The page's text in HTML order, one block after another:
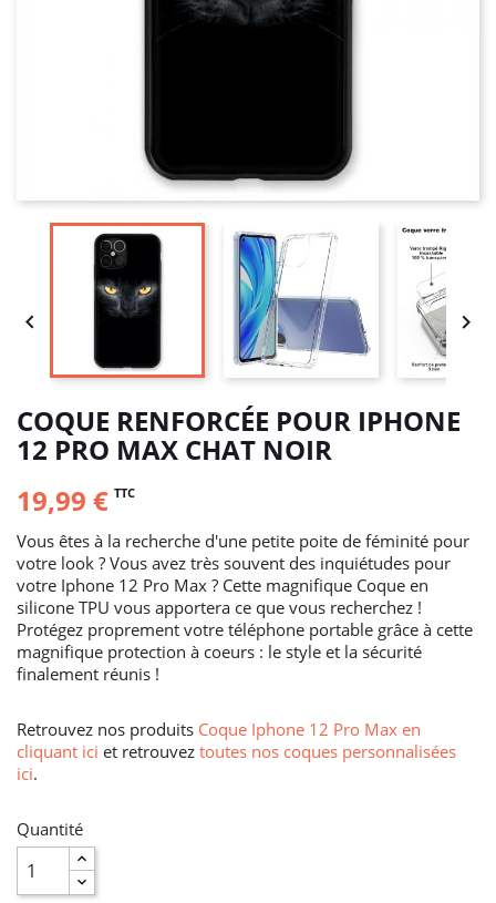
 
COQUE RENFORCÉE POUR IPHONE
12 PRO MAX CHAT NOIR
19,99 € TTC
Vous êtes à la recherche d'une petite poite de féminité pour
votre look ? Vous avez très souvent des inquiétudes pour
votre Iphone 12 Pro Max ? Cette magnifique Coque en
silicone TPU vous apportera ce que vous recherchez !
Protégez proprement votre téléphone portable grâce à cette
magnifique protection à coeurs : le style et la sécurité
finalement réunis !
Retrouvez nos produits Coque Iphone 12 Pro Max en
cliquant ici et retrouvez toutes nos coques personnalisées
ici.
Quantité